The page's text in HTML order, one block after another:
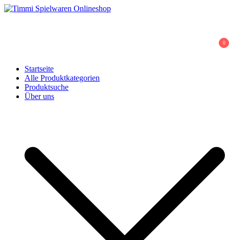
Skip
0
Startseite
Alle Produktkategorien
Produktsuche
Über uns